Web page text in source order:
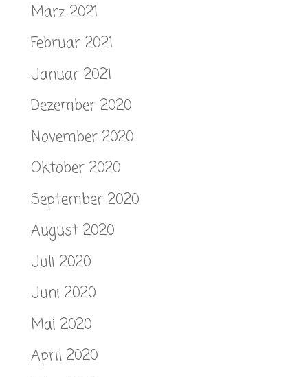
März 2021
Februar 2021
Januar 2021
Dezember 2020
November 2020
Oktober 2020
September 2020
August 2020
Juli 2020
Juni 2020
Mai 2020
April 2020